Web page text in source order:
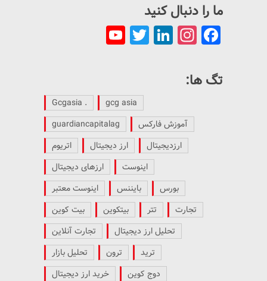
ما را دنبال کنید
Facebook
Instagram
LinkedIn
Twitter
YouTube
Channel
تگ ها:
. Gcgasia
gcg asia
guardiancapitalag
آموزش فارکس
اتریوم
ارز دیجیتال
ارزدیجیتال
ارزهای دیجیتال
اینوست
اینوست معتبر
بایننس
بورس
بیت کوین
بیتکوین تتر
تجارت
تجارت آنلاین
تحلیل ارز دیجیتال
تحلیل بازار
ترون
ترید
خرید ارز دیجیتال
دوج کوین